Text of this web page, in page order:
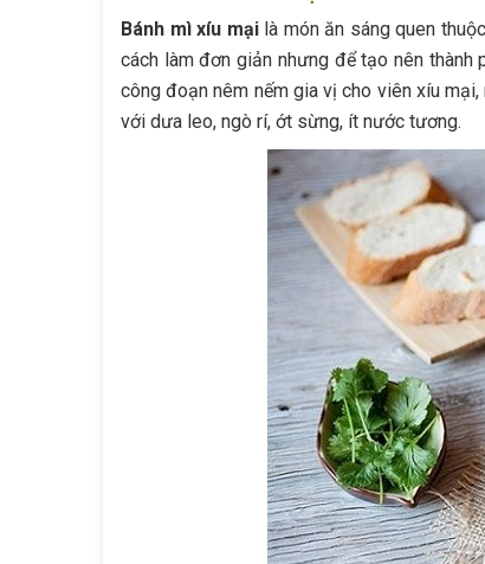
Bánh mì xíu mạilà món ăn sáng quen
cách làm đơn giản nhưng để tạo nên
công đoạn nêm nếm gia vị cho viên xíu
với dưa leo, ngò rí, ớt sừng, ít nước tương.